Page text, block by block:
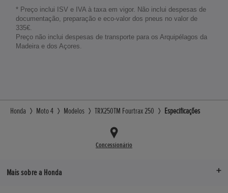
* Preço inclui ISV e IVA à taxa em vigor. Não inclui despesas de
documentação, preparação e eco-valor dos pneus no valor de
335€.
Preço não inclui despesas de transporte para os Arquipélagos da
Madeira e dos Açores.
Honda Moto 4 Modelos TRX250TM Fourtrax 250 Especificações
Concessionário
Mais sobre a Honda